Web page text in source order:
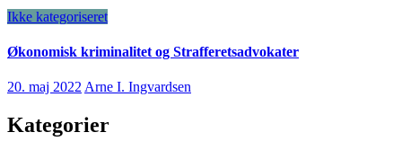
Ikke kategoriseret
Økonomisk kriminalitet og Strafferetsadvokater
20. maj 2022 Arne I. Ingvardsen
Kategorier